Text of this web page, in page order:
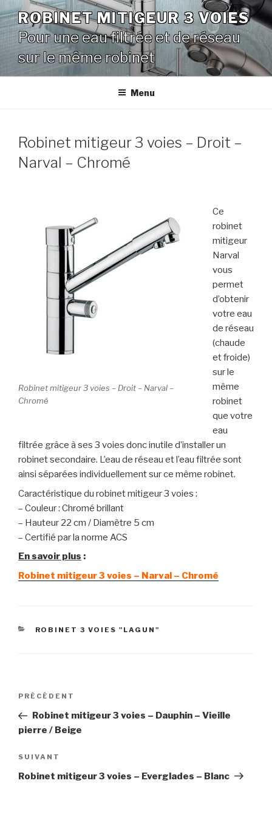
Aller
au
contenu
principal
ROBINET MITIGEUR 3 VOIES
Pour une eau filtrée et de réseau
sur le même robinet
Menu
Robinet mitigeur 3 voies – Droit –
Narval – Chromé
Robinet mitigeur 3 voies – Droit – Narval –
Chromé
Ce
robinet
mitigeur
Narval
vous
permet
d’obtenir
votre eau
de réseau
(chaude
et froide)
sur le
même
robinet
que votre
eau
filtrée grâce à ses 3 voies donc inutile d’installer un
robinet secondaire. L’eau de réseau et l’eau filtrée sont
ainsi séparées individuellement sur ce même robinet.
Caractéristique du robinet mitigeur 3 voies :
– Couleur : Chromé brillant
– Hauteur 22 cm / Diamètre 5 cm
– Certifié par la norme ACS
En savoir plus :
Robinet mitigeur 3 voies – Narval – Chromé
CATÉGORIES
ROBINET 3 VOIES "LAGUN"
Navigation
l’article
Article
précédent
PRÉCÉDENT
Robinet mitigeur 3 voies – Dauphin – Vieille
pierre / Beige
Article
suivant
SUIVANT
Robinet mitigeur 3 voies – Everglades – Blanc